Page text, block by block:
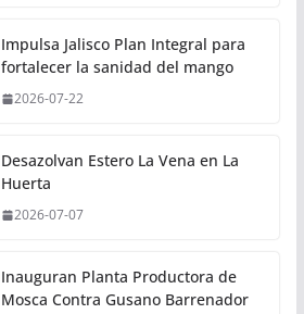
Impulsa Jalisco Plan Integral para
fortalecer la sanidad del mango
2026-07-22
Desazolvan Estero La Vena en La
Huerta
2026-07-07
Inauguran Planta Productora de
Mosca Contra Gusano Barrenador